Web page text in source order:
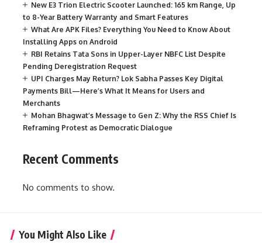
New E3 Trion Electric Scooter Launched: 165 km Range, Up
to 8-Year Battery Warranty and Smart Features
What Are APK Files? Everything You Need to Know About
Installing Apps on Android
RBI Retains Tata Sons in Upper-Layer NBFC List Despite
Pending Deregistration Request
UPI Charges May Return? Lok Sabha Passes Key Digital
Payments Bill—Here’s What It Means for Users and
Merchants
Mohan Bhagwat’s Message to Gen Z: Why the RSS Chief Is
Reframing Protest as Democratic Dialogue
Recent Comments
No comments to show.
You Might Also Like